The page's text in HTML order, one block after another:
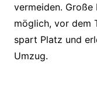
vermeiden.
möglich, vor dem
spart Platz und
Umzug.